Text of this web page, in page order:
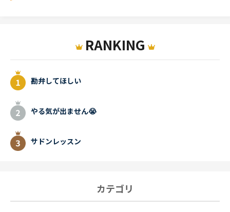
RANKING
勘弁してほしい
やる気が出ません😭
サドンレッスン
カテゴリ